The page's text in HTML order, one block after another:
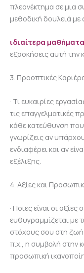
πλεονέκτημα σε μια
μεθοδική δουλειά με
ιδιαίτερα μαθήματα
εξασκήσεις αυτή την
3. Προοπτικές
· Τι ευκαιρίες
τις επαγγελματικές
κάθε κατεύθυνση που
γνωρίζεις αν
ενδιαφέρει και αν
εξέλιξης.
4. Αξίες και
· Ποιες είναι οι
ευθυγραμμίζεται με
στόχους σου στη ζωή.
π.χ., η συμβολή στην
προσωπική